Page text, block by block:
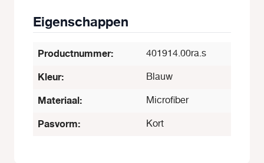
Eigenschappen
Productnummer: 401914.00ra.s
Kleur: Blauw
Materiaal: Microfiber
Pasvorm: Kort